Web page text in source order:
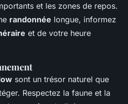
et les zones de repos.
randonnée longue, informez
et de votre heure
sont un trésor naturel que
Respectez la faune et la